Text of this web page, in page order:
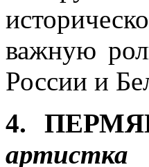
важную
России и
4.
артистка